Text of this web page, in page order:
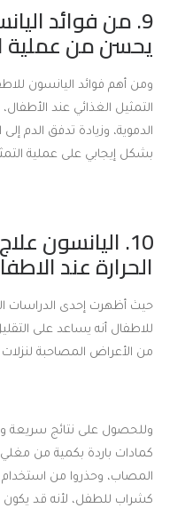
9. من فوائد
يحسن من عملية
ومن أهم فوائد اليانسون
التمثيل الغذائي عند
الدموية، وزيادة تدفق الدم
بشكل إيجابي على عملية
10. اليانسون
الحرارة عند
حيث أظهرت إحدى الدراسات
للاطفال أنه يساعد على
من الأعراض المصاحبة لنزلات
وللحصول على نتائج
كمادات باردة بكمية من
المصاب، وحذروا من
كشراب للطفل، لأنه قد